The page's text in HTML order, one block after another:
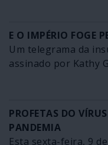
E O IMPÉRIO FOGE
Um telegrama da
assinado por Kathy
PROFETAS DO
PANDEMIA
Esta sexta-feira, 9